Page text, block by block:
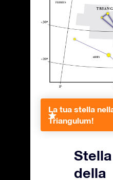
La tua stella
Triangulum!
della